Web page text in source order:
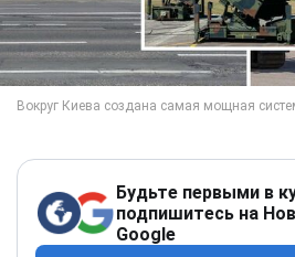
Будьте первыми в
подпишитесь на
Google